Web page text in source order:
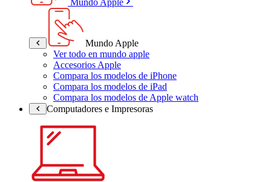
Mundo Apple
Ver todo en mundo apple
Accesorios Apple
Compara los modelos de iPhone
Compara los modelos de iPad
Compara los modelos de Apple watch
Computadores e Impresoras